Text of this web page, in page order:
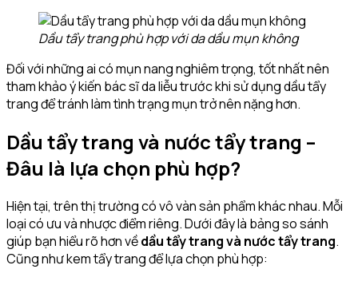
Dầu tẩy trang phù hợp với da dầu mụn không
Đối với những ai có mụn nang nghiêm trọng, tốt nhất nên
tham khảo ý kiến bác sĩ da liễu trước khi sử dụng dầu tẩy
trang để tránh làm tình trạng mụn trở nên nặng hơn.
Dầu tẩy trang và nước tẩy trang –
Đâu là lựa chọn phù hợp?
Hiện tại, trên thị trường có vô vàn sản phẩm khác nhau. Mỗi
loại có ưu và nhược điểm riêng. Dưới đây là bảng so sánh
giúp bạn hiểu rõ hơn vềdầu tẩy trang và nước tẩy trang.
Cũng như kem tẩy trang để lựa chọn phù hợp: